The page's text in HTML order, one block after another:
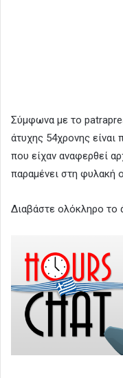
Σύμφωνα με το
άτυχης 54χρονης είναι
που είχαν αναφερθεί
παραμένει στη φυλακή
Διαβάστε ολόκληρο το